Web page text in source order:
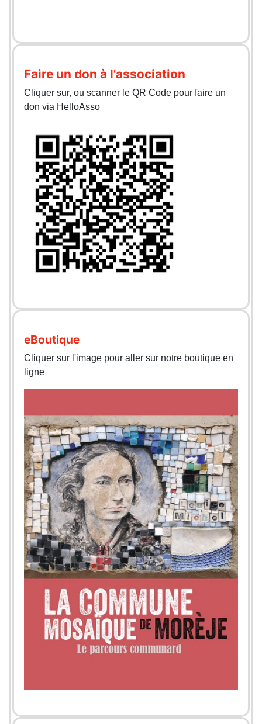
Faire un don à l'association
Cliquer sur, ou scanner le QR Code pour faire un
don via HelloAsso
eBoutique
Cliquer sur l'image pour aller sur notre boutique en
ligne